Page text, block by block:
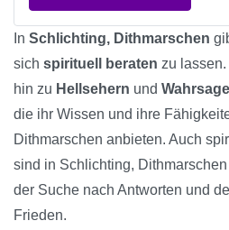
In Schlichting, Dithmarschen
sich spirituell beraten zu lassen.
hin zu Hellsehern und
die ihr Wissen und ihre
Dithmarschen anbieten. Auch
sind in Schlichting,
der Suche nach Antworten und
Frieden.